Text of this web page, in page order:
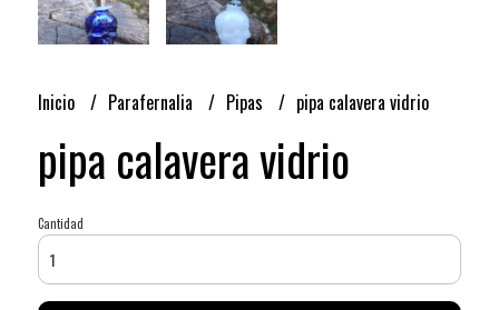
Inicio Parafernalia Pipas pipa calavera vidrio
pipa calavera vidrio
Cantidad